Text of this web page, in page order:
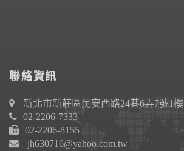
聯絡資訊
新北市新莊區民安西路24巷6弄7號1樓
02-2206-7333
02-2206-8155
jh630716@yahoo.com.tw